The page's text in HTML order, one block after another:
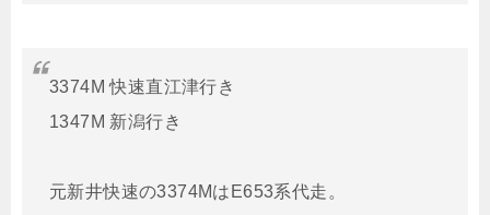
3374M 快速直江津行き
1347M 新潟行き
元新井快速の3374MはE653系代走。